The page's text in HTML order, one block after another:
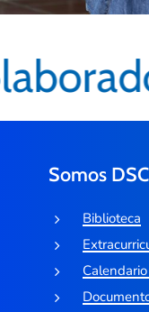
Somos
Biblioteca